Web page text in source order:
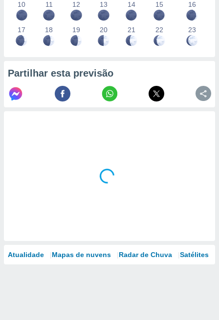
10
11 12 13 14 15 16
17 18 19 20 21 22 23
Partilhar esta previsão
Atualidade Mapas de nuvens Radar de Chuva Satélites